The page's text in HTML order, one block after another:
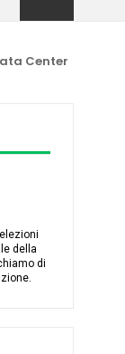
spiegate ai
della
di